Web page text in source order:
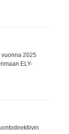
vuonna 2025
ELY-